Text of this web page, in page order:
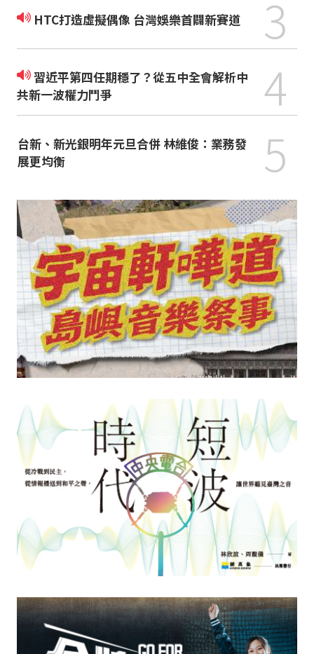
HTC打造虛擬偶像 台灣娛樂首闢新賽道 3
習近平第四任期穩了？從五中全會解析中
共新一波權力鬥爭
4
台新、新光銀明年元旦合併 林維俊：業務發
展更均衡
5